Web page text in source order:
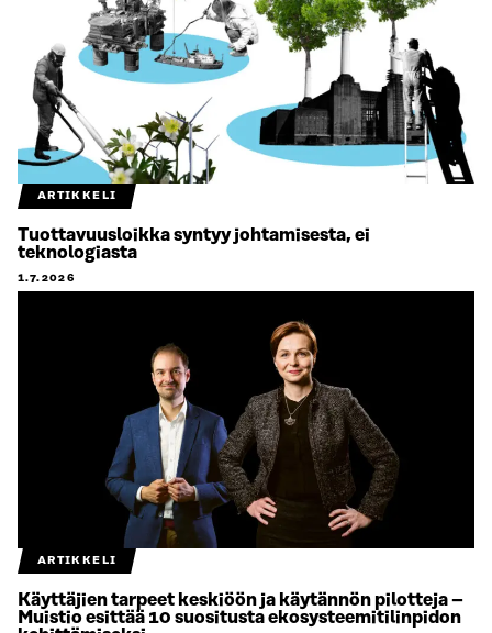
ARTIKKELI
Tuottavuusloikka syntyy johtamisesta, ei
teknologiasta
1.7.2026
ARTIKKELI
Käyttäjien tarpeet keskiöön ja käytännön pilotteja –
Muistio esittää 10 suositusta ekosysteemitilinpidon